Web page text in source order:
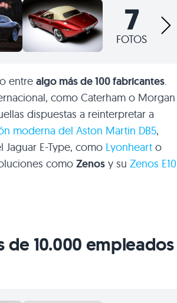
7
FOTOS
entre algo más de 100 fabricantes.
como Caterham o Morgan
dispuestas a reinterpretar a
moderna del Aston Martin DB5,
E-Type, como Lyonheart o
como Zenos y su Zenos E10
de 10.000 empleados